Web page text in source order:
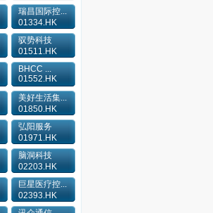
瑞昌国际控...
01334.HK
驭势科技
01511.HK
BHCC ...
01552.HK
美好生活集...
01850.HK
弘阳服务
01971.HK
脑洞科技
02203.HK
巨星医疗控...
02393.HK